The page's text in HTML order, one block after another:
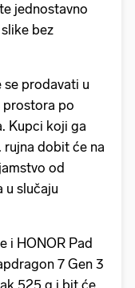
jednostavno
bez
se prodavati u
prostora po
Kupci koji ga
rujna dobit će na
od
u slučaju
i HONOR Pad
7 Gen 3